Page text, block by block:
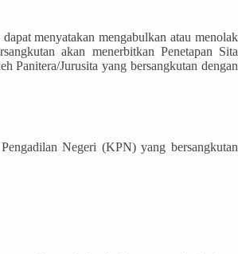
menyatakan mengabulkan atau menolak
akan menerbitkan Penetapan Sita
Panitera/Jurusita yang bersangkutan dengan
Negeri (KPN) yang bersangkutan